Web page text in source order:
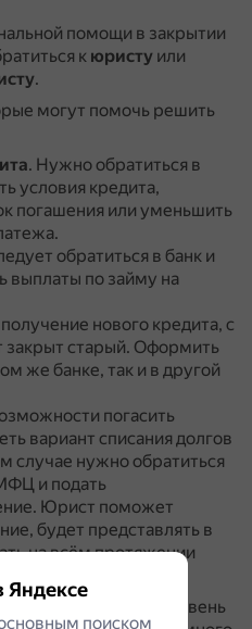
помощи в закрытии
к юристу или
.
могут помочь решить
. Нужно обратиться в
условия кредита,
погашения или уменьшить
обратиться в банк и
выплаты по займу на
нового кредита, с
старый. Оформить
же банке, так и в другой
погасить
вариант списания долгов
случае нужно обратиться
и подать
Юрист поможет
будет представлять в
на всём протяжении
важно оценить уровень
Яндексе
поиском